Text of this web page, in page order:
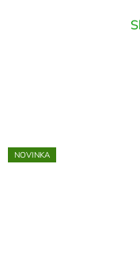
NOVINKA